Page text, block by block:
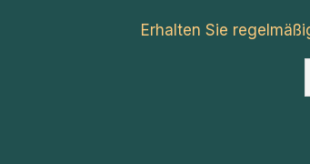
Erhalten Sie